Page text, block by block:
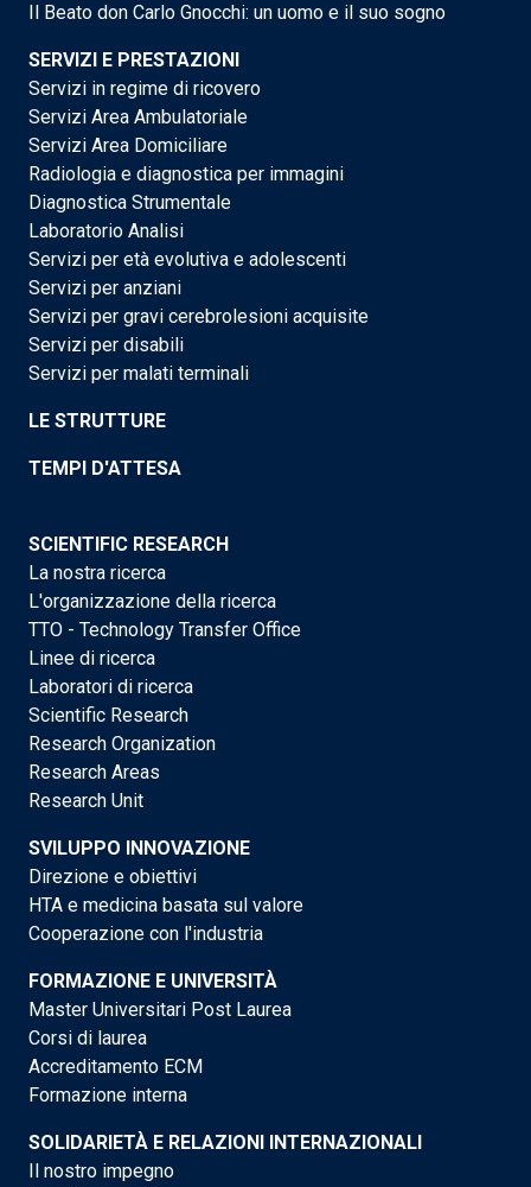
Il Beato don Carlo Gnocchi: un uomo e il suo sogno
SERVIZI E PRESTAZIONI
Servizi in regime di ricovero
Servizi Area Ambulatoriale
Servizi Area Domiciliare
Radiologia e diagnostica per immagini
Diagnostica Strumentale
Laboratorio Analisi
Servizi per età evolutiva e adolescenti
Servizi per anziani
Servizi per gravi cerebrolesioni acquisite
Servizi per disabili
Servizi per malati terminali
LE STRUTTURE
TEMPI D'ATTESA
SCIENTIFIC RESEARCH
La nostra ricerca
L'organizzazione della ricerca
TTO - Technology Transfer Office
Linee di ricerca
Laboratori di ricerca
Scientific Research
Research Organization
Research Areas
Research Unit
SVILUPPO INNOVAZIONE
Direzione e obiettivi
HTA e medicina basata sul valore
Cooperazione con l'industria
FORMAZIONE E UNIVERSITÀ
Master Universitari Post Laurea
Corsi di laurea
Accreditamento ECM
Formazione interna
SOLIDARIETÀ E RELAZIONI INTERNAZIONALI
Il nostro impegno